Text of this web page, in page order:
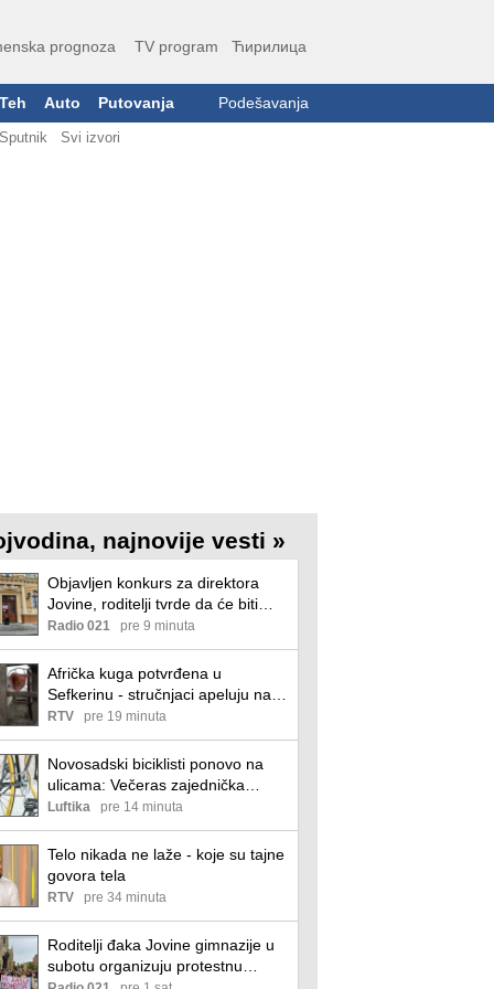
prognoza TV program Ћирилица
Teh Auto Putovanja Podešavanja
Sputnik Svi izvori
najnovije vesti »
Objavljen konkurs za direktora
Jovine, roditelji tvrde da će biti
poništen
Radio 021 pre 9 minuta
Afrička kuga potvrđena u
Sefkerinu - stručnjaci apeluju na
odgovornost vlasnika
RTV pre 19 minuta
Novosadski biciklisti ponovo na
ulicama: Večeras zajednička
vožnja uz poruku „Studenti
pobeđuju!“
Luftika pre 14 minuta
Telo nikada ne laže - koje su tajne
govora tela
RTV pre 34 minuta
Roditelji đaka Jovine gimnazije u
subotu organizuju protestnu